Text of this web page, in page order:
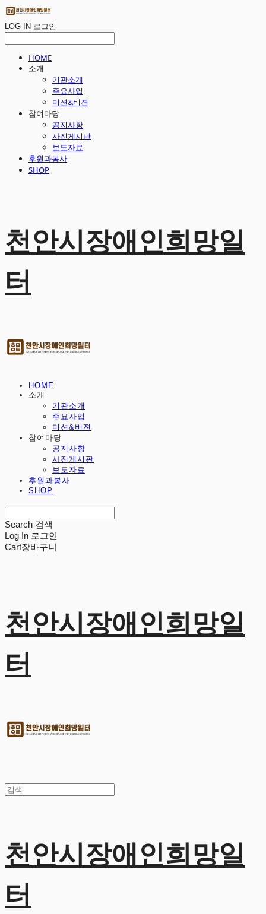
LOG IN 로그인
HOME
소개
기관소개
주요사업
미션&비젼
참여마당
공지사항
사진게시판
보도자료
후원과봉사
SHOP
천안시장애인희망일
터
HOME
소개
기관소개
주요사업
미션&비젼
참여마당
공지사항
사진게시판
보도자료
후원과봉사
SHOP
Search 검색
Log In 로그인
Cart장바구니
천안시장애인희망일
터
천안시장애인희망일
터